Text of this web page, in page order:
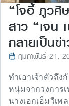
“โจอี้ ภูวศิ
สาว “เจน
กลายเป็นข่
กุมภาพันธ์ 21,
ทำเอาเจ้าตัวถึง
หนุ่มจากวงการ
นางเอกเอ็มวีเพล